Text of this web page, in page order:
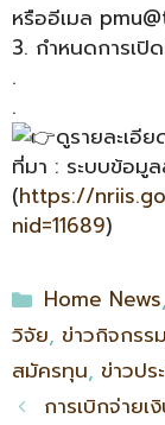
หรืออีเมล
3. กำหนดการเปิ
.
.
ดูรายละเอี
ที่มา : ระบบข้อมู
(https://
nid=11689)
Home News,
วิจัย, ข่าวกิจกรรม
สมัครทุน, ข่าวป
การเบิกจ่าย